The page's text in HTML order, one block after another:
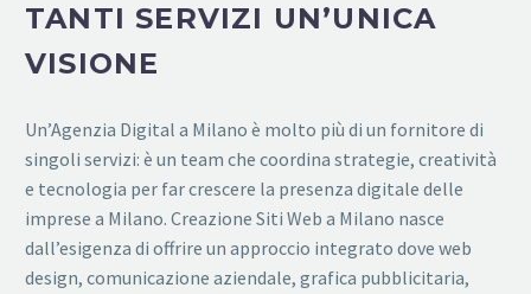
TANTI SERVIZI UN’UNICA
VISIONE
Un’Agenzia Digital a Milano è molto più di un fornitore di
singoli servizi: è un team che coordina strategie, creatività
e tecnologia per far crescere la presenza digitale delle
imprese a Milano. Creazione Siti Web a Milano nasce
dall’esigenza di offrire un approccio integrato dove web
design, comunicazione aziendale, grafica pubblicitaria,